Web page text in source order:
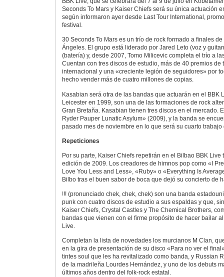
Seconds To Mars y Kaiser Chiefs será su única actuación
según informaron ayer desde Last Tour International,
festival.
30 Seconds To Mars es un trío de rock formado a finales
Ángeles. El grupo está liderado por Jared Leto (voz y
(batería) y, desde 2007, Tomo Milicevic completa el trío a
Cuentan con tres discos de estudio, más de 40 premios de
internacional y una «creciente legión de seguidores» por
hecho vender más de cuatro millones de copias.
Kasabian será otra de las bandas que actuarán en el BBK
Leicester en 1999, son una de las formaciones de rock
Gran Bretaña. Kasabian tienen tres discos en el mercado.
Ryder Pauper Lunatic Asylum» (2009), y la banda se
pasado mes de noviembre en lo que será su cuarto trabajo
Repeticiones
Por su parte, Kaiser Chiefs repetirán en el Bilbao BBK Live
edición de 2009. Los creadores de himnos pop como «I
Love You Less and Less», «Ruby» o «Everything Is
Bilbo tras el buen sabor de boca que dejó su concierto de
!!! (pronunciado chek, chek, chek) son una banda
punk con cuatro discos de estudio a sus espaldas y que,
Kaiser Chiefs, Crystal Castles y The Chemical Brothers,
bandas que vienen con el firme propósito de hacer bailar
Live.
Completan la lista de novedades los murcianos M Clan,
en la gira de presentación de su disco «Para no ver el
tintes soul que les ha revitalizado como banda, y Russian
de la madrileña Lourdes Hernández, y uno de los debuts
últimos años dentro del folk-rock estatal.